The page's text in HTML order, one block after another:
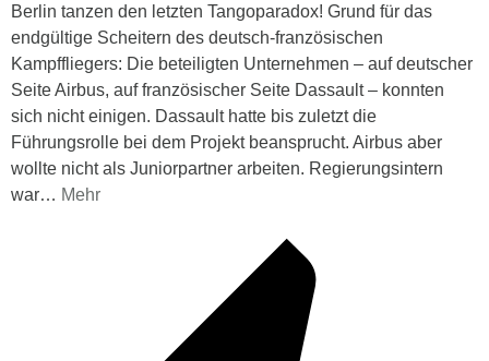
Berlin tanzen den letzten Tangoparadox! Grund für das
endgültige Scheitern des deutsch-französischen
Kampffliegers: Die beteiligten Unternehmen – auf deutscher
Seite Airbus, auf französischer Seite Dassault – konnten
sich nicht einigen. Dassault hatte bis zuletzt die
Führungsrolle bei dem Projekt beansprucht. Airbus aber
wollte nicht als Juniorpartner arbeiten. Regierungsintern
war… Mehr